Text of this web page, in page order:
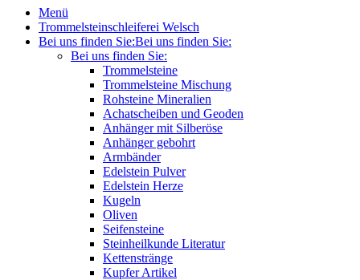
Menü
Trommelsteinschleiferei Welsch
Bei uns finden Sie:Bei uns finden Sie:
Bei uns finden Sie:
Trommelsteine
Trommelsteine Mischung
Rohsteine Mineralien
Achatscheiben und Geoden
Anhänger mit Silberöse
Anhänger gebohrt
Armbänder
Edelstein Pulver
Edelstein Herze
Kugeln
Oliven
Seifensteine
Steinheilkunde Literatur
Kettenstränge
Kupfer Artikel